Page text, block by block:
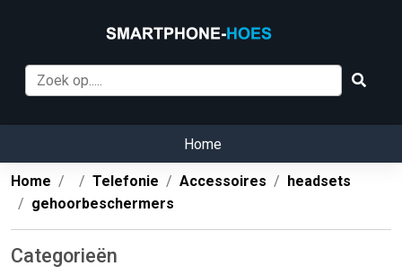
Home
Home Telefonie Accessoires
headsets
gehoorbeschermers
Categorieën